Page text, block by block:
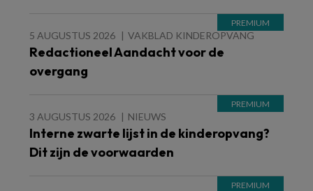
5 AUGUSTUS 2026 VAKBLAD KINDEROPVANG
Redactioneel Aandacht voor de
overgang
3 AUGUSTUS 2026 NIEUWS
Interne zwarte lijst in de kinderopvang?
Dit zijn de voorwaarden